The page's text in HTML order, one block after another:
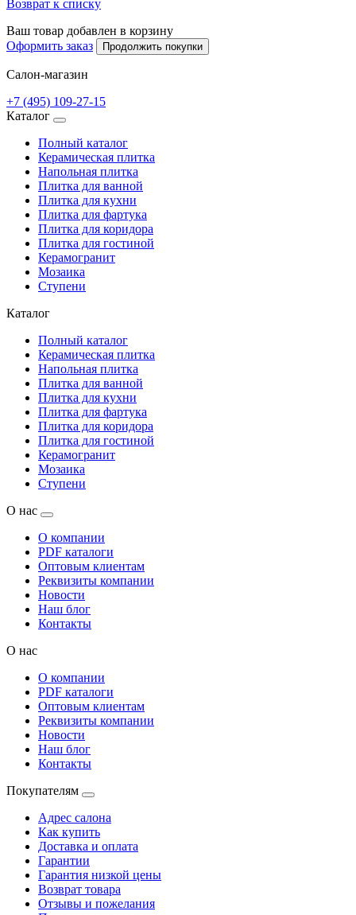
Возврат к списку
Ваш товар добавлен в корзину
Оформить заказ
Продолжить покупки
Салон-магазин
+7 (495) 109-27-15
Каталог
Полный каталог
Керамическая плитка
Напольная плитка
Плитка для ванной
Плитка для кухни
Плитка для фартука
Плитка для коридора
Плитка для гостиной
Керамогранит
Мозаика
Ступени
Каталог
Полный каталог
Керамическая плитка
Напольная плитка
Плитка для ванной
Плитка для кухни
Плитка для фартука
Плитка для коридора
Плитка для гостиной
Керамогранит
Мозаика
Ступени
О нас
О компании
PDF каталоги
Оптовым клиентам
Реквизиты компании
Новости
Наш блог
Контакты
О нас
О компании
PDF каталоги
Оптовым клиентам
Реквизиты компании
Новости
Наш блог
Контакты
Покупателям
Адрес салона
Как купить
Доставка и оплата
Гарантии
Гарантия низкой цены
Возврат товара
Отзывы и пожелания